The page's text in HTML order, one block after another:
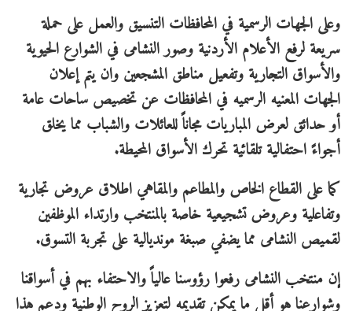
وعلى الجهات الرسمية في المحافظات التنسيق والعمل على حملة
سريعة لرفع الأعلام الأردنية وصور النشامى في الشوارع الحيوية
والأسواق التجارية وتفعيل مناطق المشجعين وان يتم إعلان
الجهات المعنيه الرسميه في المحافظات عن تخصيص ساحات عامة
أو حدائق لعرض المباريات مجاناً للعائلات والشباب مما يخلق
أجواءً احتفالية تلقائية تحرك الأسواق المحيطة.
كما على القطاع الخاص والمطاعم والمقاهي اطلاق عروض تجارية
وتفاعلية وعروض تشجيعية خاصة بالمنتخب وارتداء الموظفين
لقميص النشامى مما يضفي صبغة مونديالية على تجربة التسوق.
إن منتخب النشامى رفعوا رؤوسنا عالياً والاحتفاء بهم في أسواقنا
وشوارعنا هو أقل ما يمكن تقديمه لتعزيز الروح الوطنية ودعم هذا